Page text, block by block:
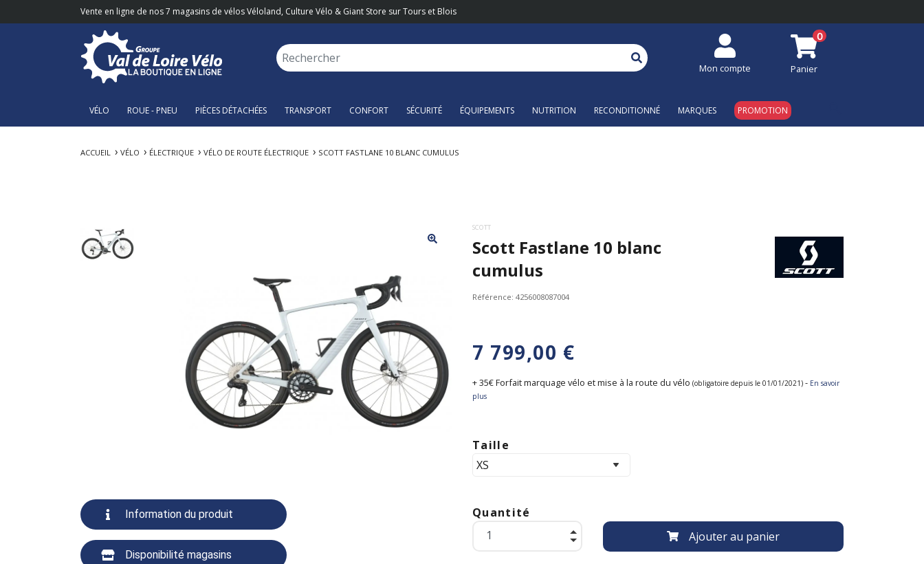
Vente en ligne de nos 7 magasins de vélos Véloland, Culture Vélo & Giant Store sur Tours et Blois
0
Panier
Mon compte
VÉLO ROUE - PNEU PIÈCES DÉTACHÉES TRANSPORT CONFORT SÉCURITÉ ÉQUIPEMENTS NUTRITION RECONDITIONNÉ MARQUES PROMOTION
ACCUEIL VÉLO ÉLECTRIQUE VÉLO DE ROUTE ÉLECTRIQUE SCOTT FASTLANE 10 BLANC CUMULUS
Information du produit
Disponibilité magasins
SCOTT
Scott Fastlane 10 blanc
cumulus
Référence: 4256008087004
7 799,00 €
+ 35€ Forfait marquage vélo et mise à la route du vélo (obligatoire depuis le 01/01/2021) - En savoir
plus
Taille
Quantité
Ajouter au panier